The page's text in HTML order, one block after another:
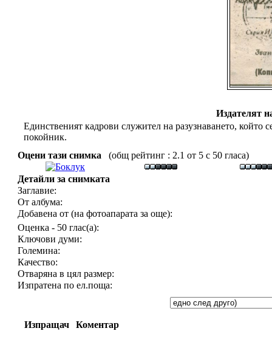
Издателят
Единственият кадрови служител на разузнаването, който
покойник.
Оцени тази снимка
(общ рейтинг : 2.1 от 5 с 50 гласа)
Детайли за снимката
Заглавие:
От албума:
Добавена от (на фотоапарата за още):
Оценка - 50 глас(а):
Ключови думи:
Големина:
Качество:
Отваряна в цял размер:
Изпратена по ел.поща:
Изпращач Коментар